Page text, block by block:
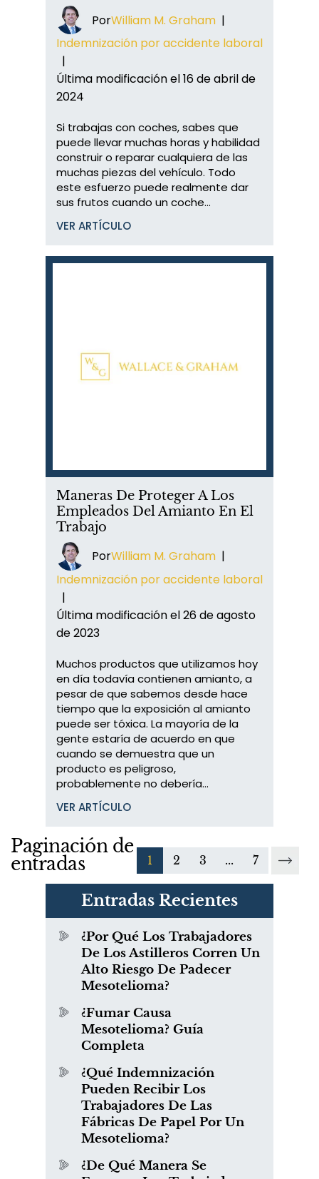
PorWilliam M. Graham |
Indemnización por accidente laboral
|
Última modificación el 16 de abril de
2024
Si trabajas con coches, sabes que
puede llevar muchas horas y habilidad
construir o reparar cualquiera de las
muchas piezas del vehículo. Todo
este esfuerzo puede realmente dar
sus frutos cuando un coche...
VER ARTÍCULO
Maneras De Proteger A Los
Empleados Del Amianto En El
Trabajo
PorWilliam M. Graham |
Indemnización por accidente laboral
|
Última modificación el 26 de agosto
de 2023
Muchos productos que utilizamos hoy
en día todavía contienen amianto, a
pesar de que sabemos desde hace
tiempo que la exposición al amianto
puede ser tóxica. La mayoría de la
gente estaría de acuerdo en que
cuando se demuestra que un
producto es peligroso,
probablemente no debería...
VER ARTÍCULO
Paginación de
entradas
1 2 3 ... 7
Entradas Recientes
¿Por Qué Los Trabajadores
De Los Astilleros Corren Un
Alto Riesgo De Padecer
Mesotelioma?
¿Fumar Causa
Mesotelioma? Guía
Completa
¿Qué Indemnización
Pueden Recibir Los
Trabajadores De Las
Fábricas De Papel Por Un
Mesotelioma?
¿De Qué Manera Se